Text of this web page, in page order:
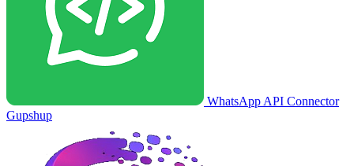
WhatsApp API Connector
Gupshup